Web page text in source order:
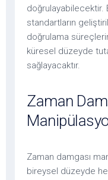
doğrulayabilecektir.
standartların
doğrulama
küresel düzeyde
sağlayacaktır.
Zaman
Zaman damgası
bireysel düzeyde